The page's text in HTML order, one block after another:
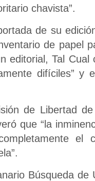
chavista”.
de su
de papel
editorial, Tal
difíciles” y
de Libertad
que “la
Búsqueda de